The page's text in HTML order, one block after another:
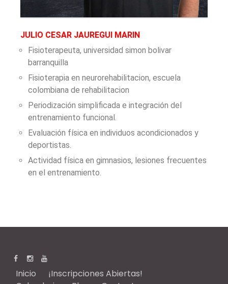
JULIO CESAR JAUREGUI MARIN
Fisioterapeuta, universidad simon bolivar
barranquilla
Fisioterapia en neurorehabilitacion, escuela
colombiana de rehabilitacion
Periodización simplificada e integración del
entrenamiento funcional.
Evaluación física en individuos acondicionados y
deportistas.
Actividad física en gimnasios, lesiones frecuentes
en el entrenamiento.
Inicio
¡Inscripciones Abiertas!